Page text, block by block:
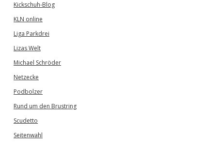
Kickschuh-Blog
KLN online
Liga Parkdrei
Lizas Welt
Michael Schröder
Netzecke
Podbolzer
Rund um den Brustring
Scudetto
Seitenwahl